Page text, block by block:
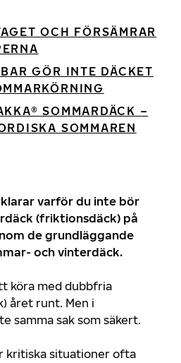
OCH FÖRSÄMRAR
GÖR INTE DÄCKET
SOMMARDÄCK –
SOMMAREN
varför du inte bör
(friktionsdäck) på
de grundläggande
och vinterdäck.
köra med dubbfria
året runt. Men i
samma sak som säkert.
kritiska situationer ofta